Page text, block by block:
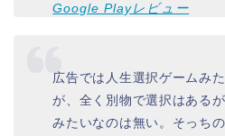
Google Playレビュー
広告では人生選択ゲームみ
が、全く別物で選択はある
みたいなのは無い。そっち